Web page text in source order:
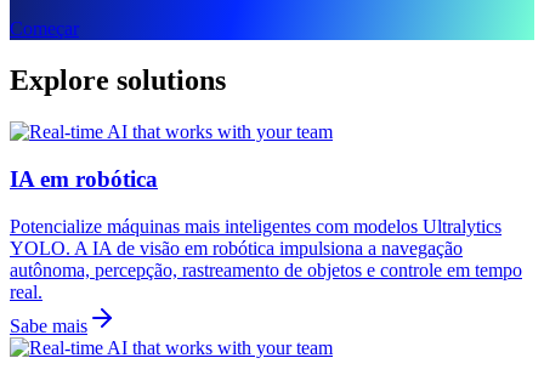
Começar
Explore solutions
IA em robótica
Potencialize máquinas mais inteligentes com modelos Ultralytics
YOLO. A IA de visão em robótica impulsiona a navegação
autônoma, percepção, rastreamento de objetos e controle em tempo
real.
Sabe mais